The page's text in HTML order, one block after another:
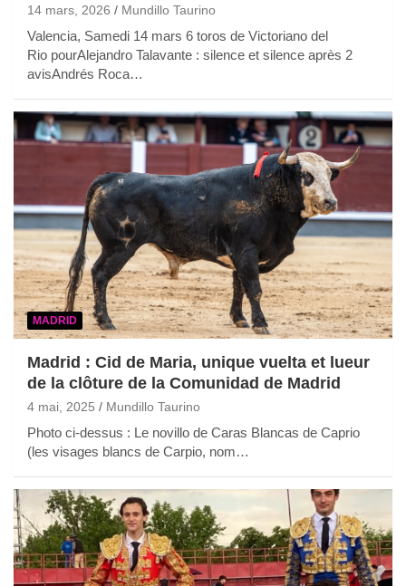
14 mars, 2026 Mundillo Taurino
Valencia, Samedi 14 mars 6 toros de Victoriano del
Rio pourAlejandro Talavante : silence et silence après 2
avisAndrés Roca…
MADRID
Madrid : Cid de Maria, unique vuelta et lueur
de la clôture de la Comunidad de Madrid
4 mai, 2025 Mundillo Taurino
Photo ci-dessus : Le novillo de Caras Blancas de Caprio
(les visages blancs de Carpio, nom…